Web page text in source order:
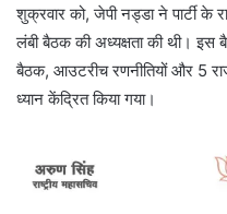
शुक्रवार को, जेपी नड्डा ने पार्टी के
लंबी बैठक की अध्यक्षता की थी। इस
बैठक, आउटरीच रणनीतियों और 5
ध्यान केंद्रित किया गया।